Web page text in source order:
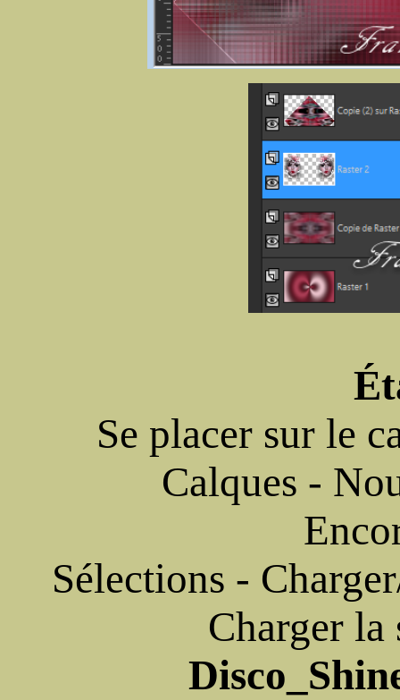
Se placer sur le
Calques -
Sélections -
Charger la